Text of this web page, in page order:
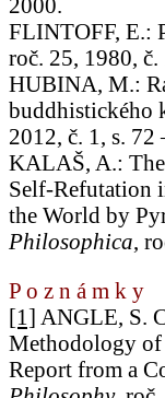
FLINTOFF, E.:
roč. 25, 1980, č.
HUBINA, M.:
buddhistického
2012, č. 1, s. 72
KALAŠ, A.:
Self-Refutation
the World by
Philosophica,
P o z n á m k y
[1] ANGLE, S.
Methodology of
Report from a